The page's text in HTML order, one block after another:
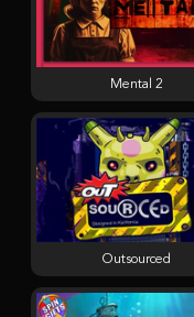
Mental 2
Outsourced